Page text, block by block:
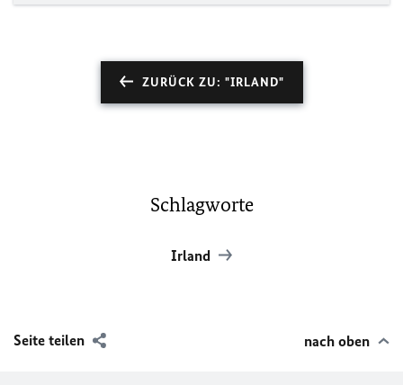
ZURÜCK ZU: "IRLAND"
Schlagworte
Irland
Seite teilen nach oben